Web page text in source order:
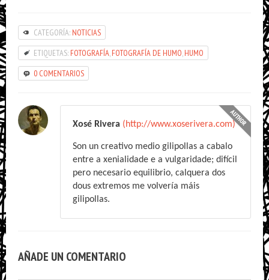
CATEGORÍA: NOTICIAS
ETIQUETAS: FOTOGRAFÍA,FOTOGRAFÍA DE HUMO,HUMO
0 COMENTARIOS
Xosé Rivera (http://www.xoserivera.com)
Son un creativo medio gilipollas a cabalo
entre a xenialidade e a vulgaridade; difícil
pero necesario equilibrio, calquera dos
dous extremos me volvería máis
gilipollas.
AÑADE UN COMENTARIO